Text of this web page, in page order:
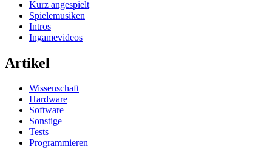
Kurz angespielt
Spielemusiken
Intros
Ingamevideos
Artikel
Wissenschaft
Hardware
Software
Sonstige
Tests
Programmieren